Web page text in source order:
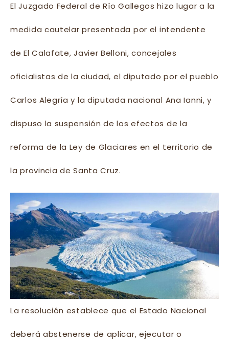
El Juzgado Federal de Río Gallegos hizo lugar a la
medida cautelar presentada por el intendente
de El Calafate, Javier Belloni, concejales
oficialistas de la ciudad, el diputado por el pueblo
Carlos Alegría y la diputada nacional Ana Ianni, y
dispuso la suspensión de los efectos de la
reforma de la Ley de Glaciares en el territorio de
la provincia de Santa Cruz.
La resolución establece que el Estado Nacional
deberá abstenerse de aplicar, ejecutar o